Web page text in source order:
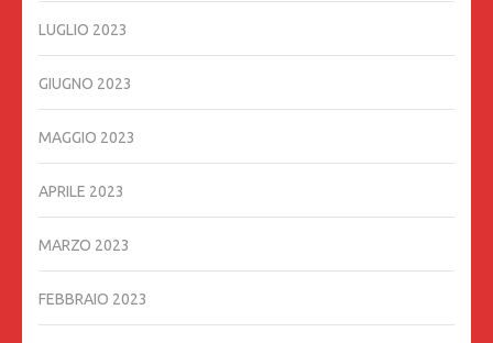
LUGLIO 2023
GIUGNO 2023
MAGGIO 2023
APRILE 2023
MARZO 2023
FEBBRAIO 2023